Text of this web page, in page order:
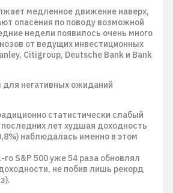
медленное движение наверх,
опасения по поводу возможной
недели появилось очень много
от ведущих инвестиционных
Citigroup, Deutsche Bank и Bank
негативных ожиданий
статистически слабый
лет худшая доходность
наблюдалась именно в этом
го S&P 500 уже 54 раза обновлял
не побив лишь рекорд